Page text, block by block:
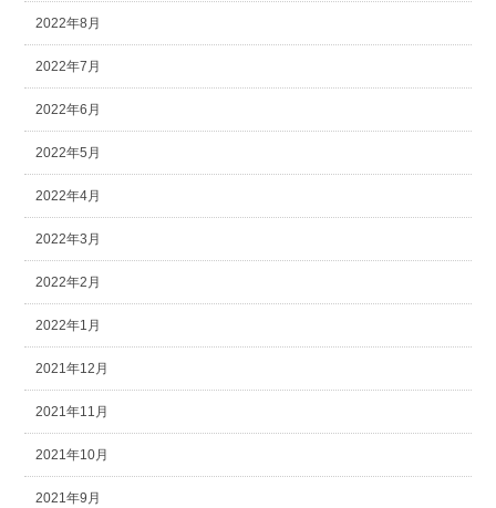
2022年8月
2022年7月
2022年6月
2022年5月
2022年4月
2022年3月
2022年2月
2022年1月
2021年12月
2021年11月
2021年10月
2021年9月